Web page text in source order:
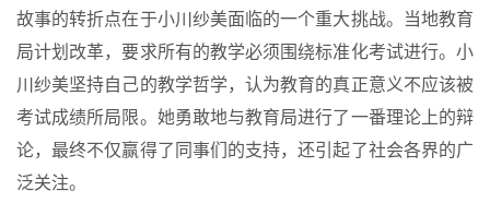
故事的转折点在于小川纱美面临的一个重大挑战。当地教育
局计划改革，要求所有的教学必须围绕标准化考试进行。小
川纱美坚持自己的教学哲学，认为教育的真正意义不应该被
考试成绩所局限。她勇敢地与教育局进行了一番理论上的辩
论，最终不仅赢得了同事们的支持，还引起了社会各界的广
泛关注。